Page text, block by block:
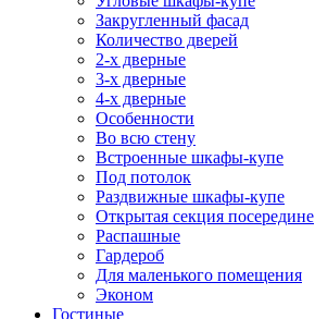
Закругленный фасад
Количество дверей
2-х дверные
3-х дверные
4-х дверные
Особенности
Во всю стену
Встроенные шкафы-купе
Под потолок
Раздвижные шкафы-купе
Открытая секция посередине
Распашные
Гардероб
Для маленького помещения
Эконом
Гостиные